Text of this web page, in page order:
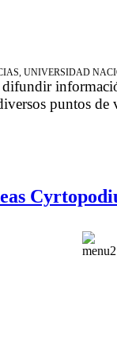
UNIVERSIDAD
puntos de